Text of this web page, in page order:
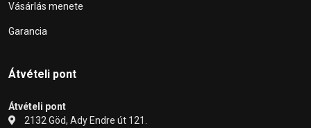
Vásárlás menete
Garancia
Átvételi pont
Átvételi pont
2132 Göd, Ady Endre út 121.